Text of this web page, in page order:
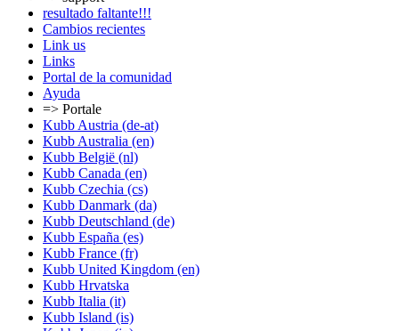
resultado faltante!!!
Cambios recientes
Link us
Links
Portal de la comunidad
Ayuda
=> Portale
Kubb Austria (de-at)
Kubb Australia (en)
Kubb België (nl)
Kubb Canada (en)
Kubb Czechia (cs)
Kubb Danmark (da)
Kubb Deutschland (de)
Kubb España (es)
Kubb France (fr)
Kubb United Kingdom (en)
Kubb Hrvatska
Kubb Italia (it)
Kubb Island (is)